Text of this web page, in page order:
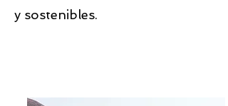
y sostenibles.